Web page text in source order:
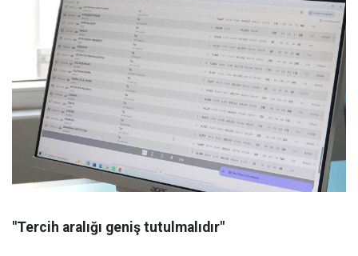
"Tercih aralığı geniş tutulmalıdır"